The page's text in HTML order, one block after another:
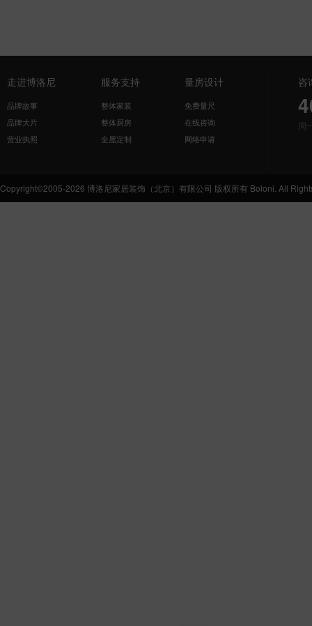
走进博洛尼
品牌故事
品牌大片
营业执照
服务支持
整体家装
整体厨房
全屋定制
量房设计
免费量尺
在线咨询
网络申请
咨
周
Copyright©2005-2026 博洛尼家居装饰（北京）有限公司 版权所有 Boloni. All